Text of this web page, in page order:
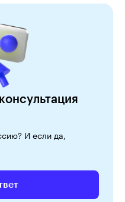
И если да,